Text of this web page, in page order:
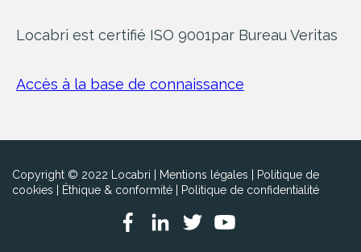
Locabri est certifié ISO 9001par Bureau Veritas
Accès à la base de connaissance
Copyright © 2022 Locabri | Mentions légales
Politique de
cookies
Éthique & conformité Politique de confidentialité